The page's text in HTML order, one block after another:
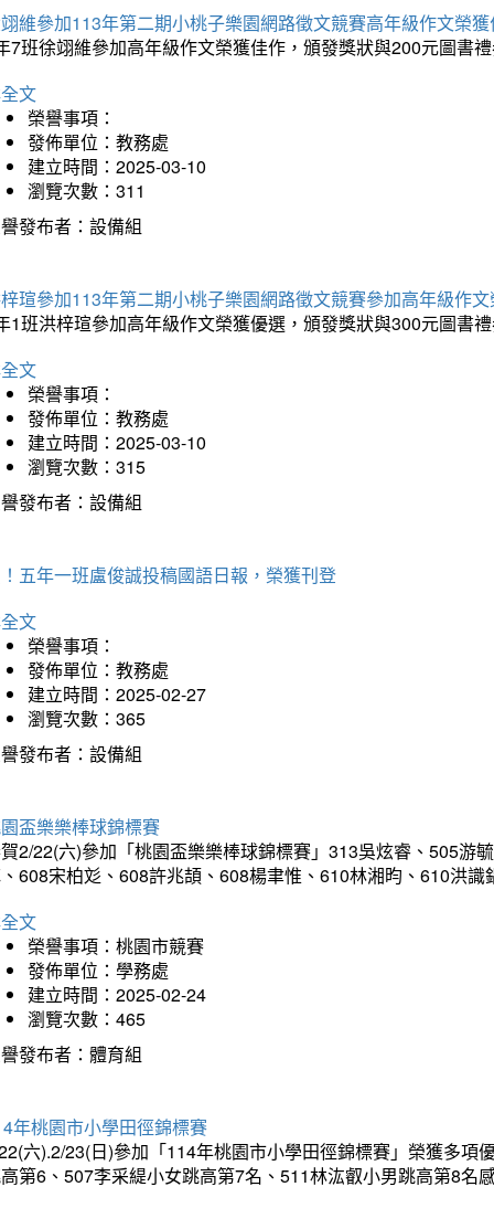
維參加113年第二期小桃子樂園網路徵文競賽高年級作文榮
7班徐翊維參加高年級作文榮獲佳作，頒發獎狀與200元圖書
文
榮譽事項：
發佈單位：教務處
建立時間：2025-03-10
瀏覽次數：311
發布者：設備組
瑄參加113年第二期小桃子樂園網路徵文競賽參加高年級作
1班洪梓瑄參加高年級作文榮獲優選，頒發獎狀與300元圖書
文
榮譽事項：
發佈單位：教務處
建立時間：2025-03-10
瀏覽次數：315
發布者：設備組
五年一班盧俊誠投稿國語日報，榮獲刊登
文
榮譽事項：
發佈單位：教務處
建立時間：2025-02-27
瀏覽次數：365
發布者：設備組
盃樂樂棒球錦標賽
2/22(六)參加「桃園盃樂樂棒球錦標賽」313吳炫睿、505游
608宋柏彣、608許兆頡、608楊聿惟、610林湘昀、610洪
文
榮譽事項：桃園市競賽
發佈單位：學務處
建立時間：2025-02-24
瀏覽次數：465
發布者：體育組
年桃園市小學田徑錦標賽
六).2/23(日)參加「114年桃園市小學田徑錦標賽」榮獲多
第6、507李采緹小女跳高第7名、511林汯叡小男跳高第8名